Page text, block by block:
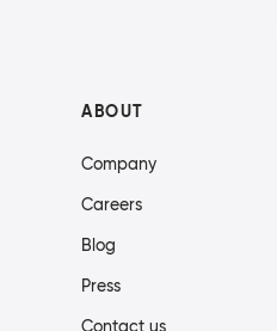
ABOUT
Company
Careers
Blog
Press
Contact us